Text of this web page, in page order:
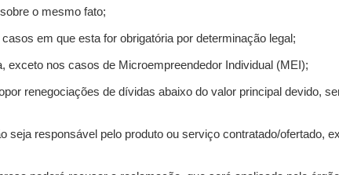
o mesmo fato;
em que esta for obrigatória por determinação legal;
exceto nos casos de Microempreendedor Individual (MEI);
renegociações de dívidas abaixo do valor principal devido,
seja responsável pelo produto ou serviço contratado/ofertado,